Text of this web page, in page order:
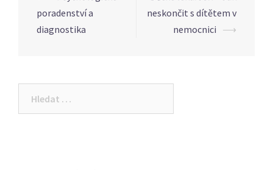
navigation
poradenství a
diagnostika
neskončit s dítětem v
nemocnici ⟶